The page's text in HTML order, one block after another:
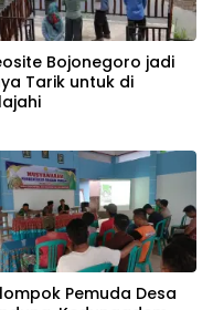
Bojonegoro jadi
Tarik untuk di
Pemuda Desa